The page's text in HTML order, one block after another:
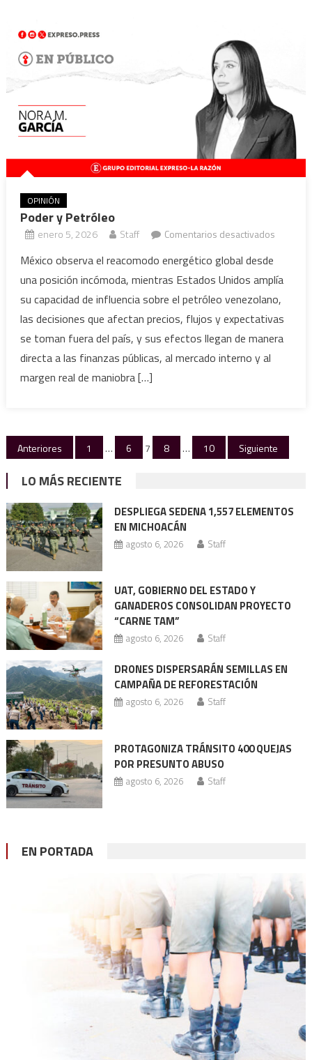
OPINIÓN
Poder y Petróleo
enero 5, 2026 Staff Comentarios desactivados
Petróleo
México observa el reacomodo energético global desde
una posición incómoda, mientras Estados Unidos amplía
su capacidad de influencia sobre el petróleo venezolano,
las decisiones que afectan precios, flujos y expectativas
se toman fuera del país, y sus efectos llegan de manera
directa a las finanzas públicas, al mercado interno y al
margen real de maniobra […]
Paginación
de
entradas
Anteriores 1 … 6 7 8 … 10 Siguiente
LO MÁS RECIENTE
DESPLIEGA SEDENA 1,557 ELEMENTOS
EN MICHOACÁN
agosto 6, 2026 Staff
UAT, GOBIERNO DEL ESTADO Y
GANADEROS CONSOLIDAN PROYECTO
“CARNE TAM”
agosto 6, 2026 Staff
DRONES DISPERSARÁN SEMILLAS EN
CAMPAÑA DE REFORESTACIÓN
agosto 6, 2026 Staff
PROTAGONIZA TRÁNSITO 400 QUEJAS
POR PRESUNTO ABUSO
agosto 6, 2026 Staff
EN PORTADA